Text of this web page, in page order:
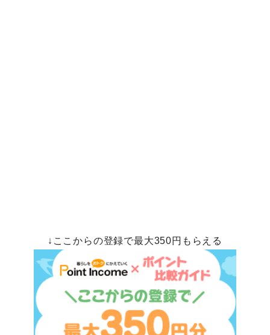
↓ここからの登録で最大350円もらえる